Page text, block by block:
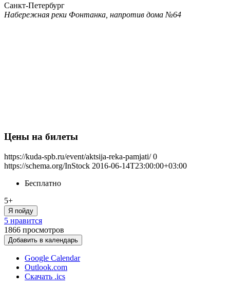
Санкт-Петербург
Набережная реки Фонтанка, напротив дома №64
Цены на билеты
https://kuda-spb.ru/event/aktsija-reka-pamjati/ 0
https://schema.org/InStock 2016-06-14T23:00:00+03:00
Бесплатно
5+
Я пойду
5 нравится
1866 просмотров
Добавить в календарь
Google Calendar
Outlook.com
Скачать .ics